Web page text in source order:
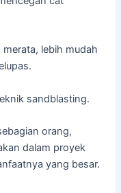
lebih mudah
sandblasting.
orang,
dalam proyek
yang besar.